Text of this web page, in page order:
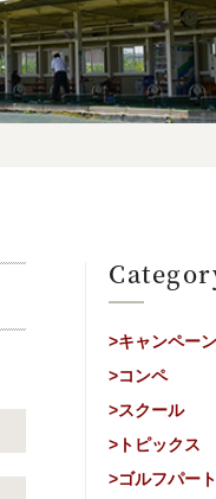
>キャンペーン
>コンペ
>スクール
>トピックス
>ゴルフパー